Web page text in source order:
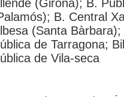
(Girona); B.
B. Central
(Santa
de Tarragona;
de Vila-seca